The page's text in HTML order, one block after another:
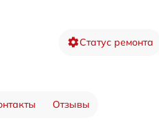
Статус ремонта
Отзывы